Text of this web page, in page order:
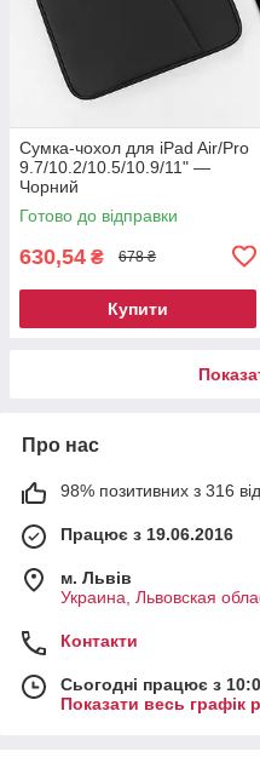
Сумка-чохол для iPad Air/Pro
9.7/10.2/10.5/10.9/11" —
Чорний
Готово до відправки
630,54 ₴ 678 ₴
Купити
Про нас
98% позитивних з 316
Працює з 19.06.2016
м. Львів
Украина, Львовская
Контакти
Сьогодні працює з
Показати весь графік